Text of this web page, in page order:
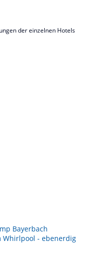
der einzelnen Hotels
Bayerbach
Whirlpool - ebenerdig